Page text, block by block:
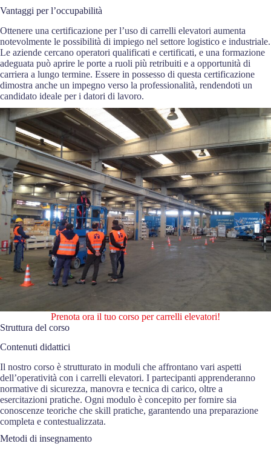
Vantaggi per l’occupabilità
Ottenere una certificazione per l’uso di carrelli elevatori aumenta
notevolmente le possibilità di impiego nel settore logistico e industriale.
Le aziende cercano operatori qualificati e certificati, e una formazione
adeguata può aprire le porte a ruoli più retribuiti e a opportunità di
carriera a lungo termine. Essere in possesso di questa certificazione
dimostra anche un impegno verso la professionalità, rendendoti un
candidato ideale per i datori di lavoro.
Prenota ora il tuo corso per carrelli elevatori!
Struttura del corso
Contenuti didattici
Il nostro corso è strutturato in moduli che affrontano vari aspetti
dell’operatività con i carrelli elevatori. I partecipanti apprenderanno
normative di sicurezza, manovra e tecnica di carico, oltre a
esercitazioni pratiche. Ogni modulo è concepito per fornire sia
conoscenze teoriche che skill pratiche, garantendo una preparazione
completa e contestualizzata.
Metodi di insegnamento